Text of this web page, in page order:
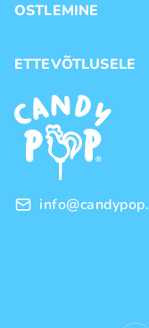
Kauplused
OSTLEMINE
Ostutingimused
Privaatsuspoliitika
ETTEVÕTLUSELE
Frantsiis
Hulgimüük